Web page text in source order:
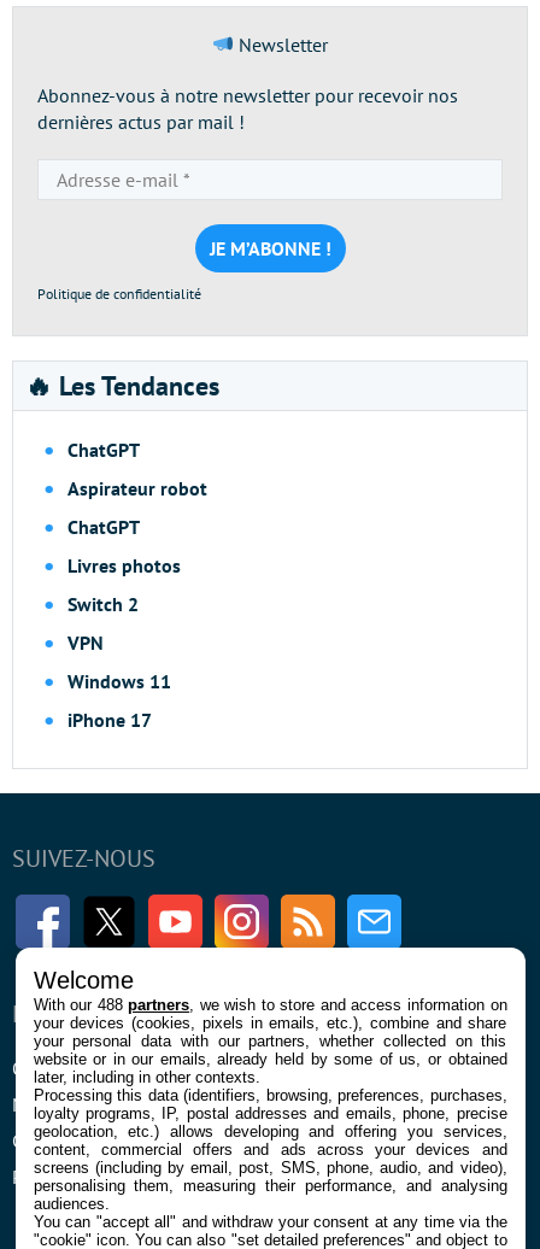
Newsletter
Abonnez-vous à notre newsletter pour recevoir nos
dernières actus par mail !
e-
mail
*
Politique de confidentialité
🔥 Les Tendances
ChatGPT
Aspirateur robot
ChatGPT
Livres photos
Switch 2
VPN
Windows 11
iPhone 17
SUIVEZ-NOUS
FacebookTwitter Youtube InstagramRSS Newsletter
ENTREPRISE
Qui sommes nous
Mentions légales et CGU
Confidentialité et Cookies
Préférences cookies
À PROPOS
La rédaction
Contact
Welcome
With our 488partners , we wish to store and access information on
your devices (cookies, pixels in emails, etc.), combine and share
your personal data with our partners, whether collected on this
website or in our emails, already held by some of us, or obtained
later, including in other contexts.
Processing this data (identifiers, browsing, preferences, purchases,
loyalty programs, IP, postal addresses and emails, phone, precise
geolocation, etc.) allows developing and offering you services,
content, commercial offers and ads across your devices and
screens (including by email, post, SMS, phone, audio, and video),
personalising them, measuring their performance, and analysing
audiences.
You can "accept all" and withdraw your consent at any time via the
"cookie" icon. You can also "set detailed preferences" and object to